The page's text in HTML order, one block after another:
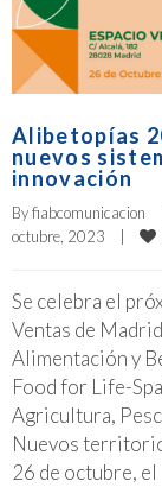
Alibetopías
nuevos
innovación
By fiabcomunicacion
octubre, 2023
Se celebra el
Ventas de
Alimentación y
Food for Life-
Agricultura,
Nuevos
26 de octubre, el